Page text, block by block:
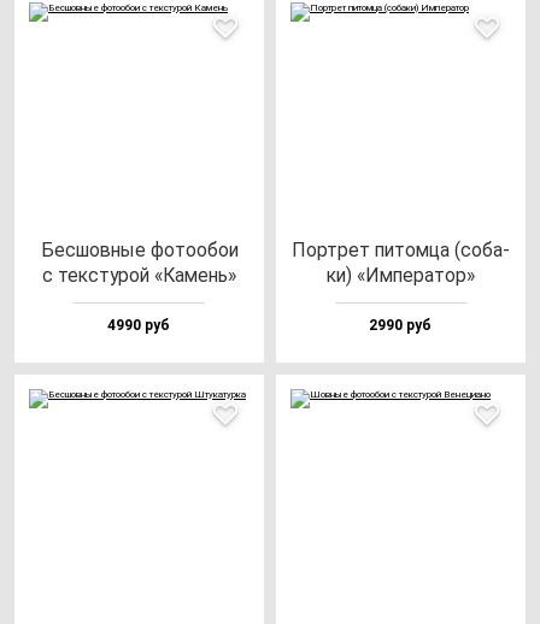
Бес­шов­ные фо­то­обои
с тек­сту­рой «Камень»
4990 руб
Пор­трет пи­том­ца (со­ба­
ки) «Импе­ра­тор»
2990 руб